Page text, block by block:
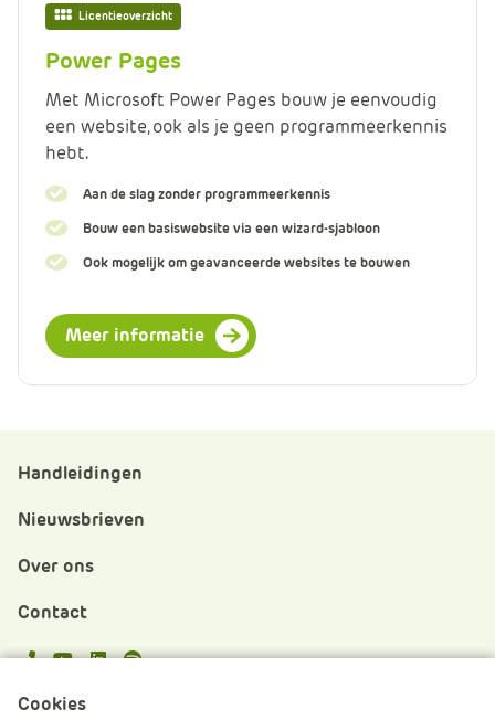
Licentieoverzicht
Power Pages
Met Microsoft Power Pages bouw je eenvoudig
een website, ook als je geen programmeerkennis
hebt.
Aan de slag zonder programmeerkennis
Bouw een basiswebsite via een wizard-sjabloon
Ook mogelijk om geavanceerde websites te bouwen
Meer informatie
Handleidingen
Nieuwsbrieven
Over ons
Contact
Cookies